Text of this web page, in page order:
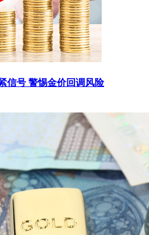
信号 警惕金价回调风险